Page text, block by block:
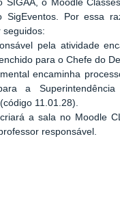
SIGAA, o Moodle
SigEventos. Por essa
seguidos:
pela atividade
para o Chefe do
encaminha
a
11.01.28).
a sala no Moodle
responsável.